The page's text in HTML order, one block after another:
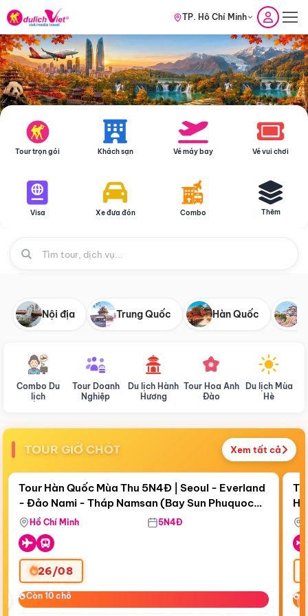
TP. Hồ Chí Minh
Tour trọn gói Khách sạn Vé máy bay Vé vui chơi
Visa Xe đưa đón Combo Thêm
Nội địa Trung Quốc Hàn Quốc
Combo Du
lịch
Tour Doanh
Nghiệp
Du lịch Hành
Hương
Tour Hoa Anh
Đào
Du lịch Mùa
Hè
TOUR GIỜ CHÓT Xem tất cả
Còn17 ngày 23:23:31
Bay Sun Phuquoc Airways
Điểm nổi bật
Tour Hàn Quốc Mùa Thu 5N4Đ | Seoul - Everland
- Đảo Nami - Tháp Namsan (Bay Sun Phuquoc
Airways)
Hồ Chí Minh 5N4Đ
26/08
Còn 10 chỗ
Còn 10 chỗ